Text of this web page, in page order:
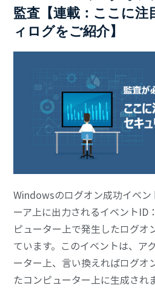
監査【連載：ここに注
ィログをご紹介】
Windowsのログオン成功イベン
ーア上に出力されるイベントID
ピューター上で発生したログオ
ています。このイベントは、ア
ーター上、言い換えればログオ
たコンピューター上に生成され